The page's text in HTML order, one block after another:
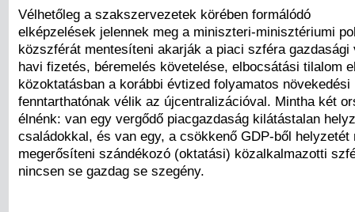
Vélhetőleg a szakszervezetek körében formálódó
elképzelések jelennek meg a miniszteri-minisztériumi
közszférát mentesíteni akarják a piaci szféra gazdasági
havi fizetés, béremelés követelése, elbocsátási tilalom
közoktatásban a korábbi évtized folyamatos növekedési
fenntarthatónak vélik az újcentralizációval. Mintha két
élnénk: van egy vergődő piacgazdaság kilátástalan
családokkal, és van egy, a csökkenő GDP-ből helyzetét
megerősíteni szándékozó (oktatási) közalkalmazotti
nincsen se gazdag se szegény.